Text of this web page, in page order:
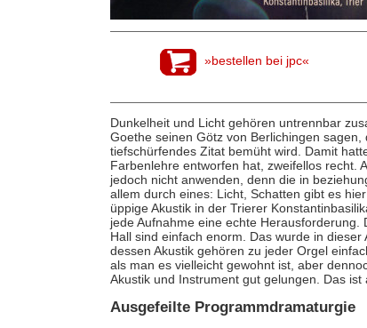
»bestellen bei jpc«
Dunkelheit und Licht gehören untrennbar
Goethe seinen Götz von Berlichingen
tiefschürfendes Zitat bemüht wird. Damit
Farbenlehre entworfen hat, zweifellos recht.
jedoch nicht anwenden, denn die in
allem durch eines: Licht, Schatten gibt es
üppige Akustik in der Trierer
jede Aufnahme eine echte
Hall sind einfach enorm. Das wurde in
dessen Akustik gehören zu jeder Orgel
als man es vielleicht gewohnt ist, aber
Akustik und Instrument gut gelungen. Das
Ausgefeilte Programmdramaturgie